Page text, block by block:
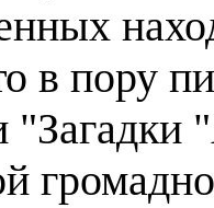
в пору